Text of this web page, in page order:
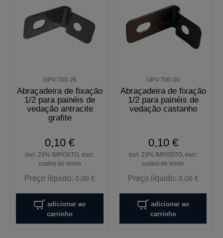
GPV-700-26
Abraçadeira de fixação
1/2 para painéis de
vedação antracite
grafite
0,10 €
incl. 23% IMPOSTO, excl.
custos de envio
Preço líquido:0,08 €
adicionar ao
carrinho
GPV-700-30
Abraçadeira de fixação
1/2 para painéis de
vedação castanho
0,10 €
incl. 23% IMPOSTO, excl.
custos de envio
Preço líquido: 0,08 €
adicionar ao
carrinho